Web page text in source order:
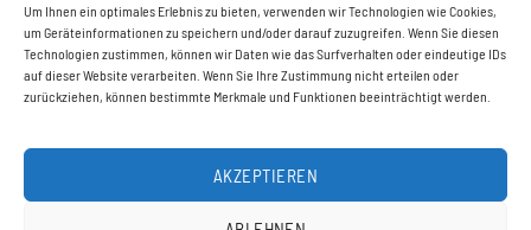
Um Ihnen ein optimales Erlebnis zu bieten, verwenden wir Technologien wie Cookies,
um Geräteinformationen zu speichern und/oder darauf zuzugreifen. Wenn Sie diesen
Technologien zustimmen, können wir Daten wie das Surfverhalten oder eindeutige IDs
auf dieser Website verarbeiten. Wenn Sie Ihre Zustimmung nicht erteilen oder
zurückziehen, können bestimmte Merkmale und Funktionen beeinträchtigt werden.
AKZEPTIEREN
ERNLE-PIANO OHG
Donaustraße 1,88459Tannheim
Tel.08395-1728